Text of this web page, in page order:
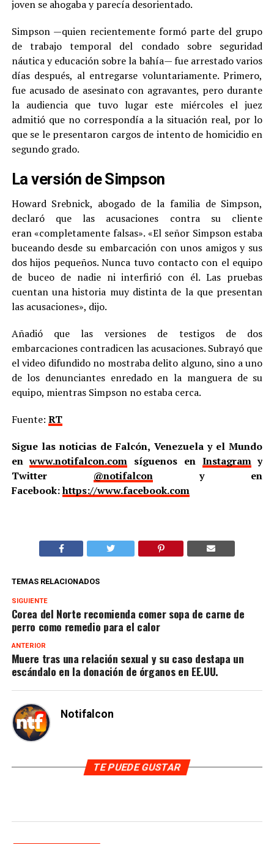
joven se ahogaba y parecía desorientado.
Simpson —quien recientemente formó parte del grupo
de trabajo temporal del condado sobre seguridad
náutica y educación sobre la bahía— fue arrestado varios
días después, al entregarse voluntariamente. Primero,
fue acusado de asesinato con agravantes, pero durante
la audiencia que tuvo lugar este miércoles el juez
admitió que no correspondía a la situación real, por lo
que se le presentaron cargos de intento de homicidio en
segundo grado.
La versión de Simpson
Howard Srebnick, abogado de la familia de Simpson,
declaró que las acusaciones contra su cliente
eran «completamente falsas». «El señor Simpson estaba
buceando desde su embarcación con unos amigos y sus
dos hijos pequeños. Nunca tuvo contacto con el equipo
de buceo de nadie ni interfirió con él. Las pruebas
cuentan una historia muy distinta de la que presentan
las acusaciones», dijo.
Añadió que las versiones de testigos de dos
embarcaciones contradicen las acusaciones. Subrayó que
el video difundido no mostraba delito alguno, sino a uno
de los denunciantes enredado en la manguera de su
equipo, mientras Simpson no estaba cerca.
Fuente: RT
Sigue las noticias de Falcón, Venezuela y el Mundo
enwww.notifalcon.com síguenos en Instagramy
Twitter @notifalcony en
Facebook:https://www.facebook.com
TEMAS RELACIONADOS
SIGUIENTE
Corea del Norte recomienda comer sopa de carne de
perro como remedio para el calor
ANTERIOR
Muere tras una relación sexual y su caso destapa un
escándalo en la donación de órganos en EE.UU.
Notifalcon
TE PUEDE GUSTAR